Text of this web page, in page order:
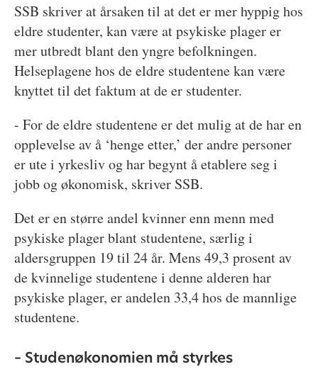
SSB skriver at årsaken til at det er mer hyppig hos
eldre studenter, kan være at psykiske plager er
mer utbredt blant den yngre befolkningen.
Helseplagene hos de eldre studentene kan være
knyttet til det faktum at de er studenter.
- For de eldre studentene er det mulig at de har en
opplevelse av å ‘henge etter,’ der andre personer
er ute i yrkesliv og har begynt å etablere seg i
jobb og økonomisk, skriver SSB.
Det er en større andel kvinner enn menn med
psykiske plager blant studentene, særlig i
aldersgruppen 19 til 24 år. Mens 49,3 prosent av
de kvinnelige studentene i denne alderen har
psykiske plager, er andelen 33,4 hos de mannlige
studentene.
– Studenøkonomien må styrkes